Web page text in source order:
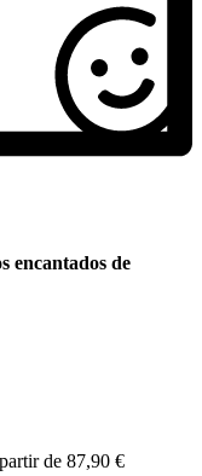
encantados de
de 87,90 €